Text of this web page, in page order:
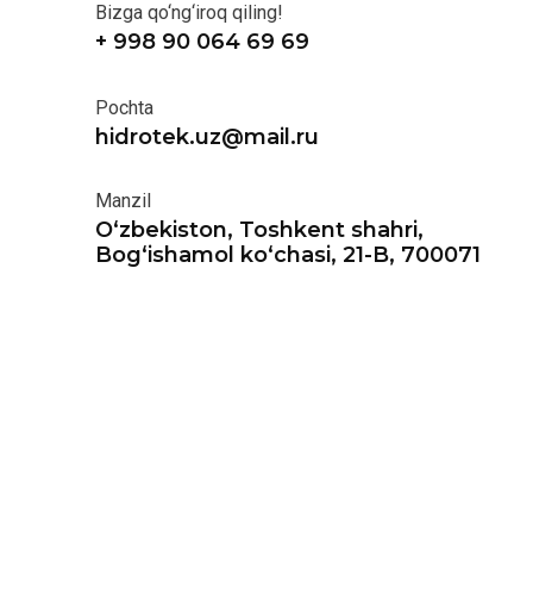
Bizga qo‘ng‘iroq qiling!
+ 998 90 064 69 69
Pochta
hidrotek.uz@mail.ru
Manzil
O‘zbekiston, Toshkent shahri,
Bog‘ishamol ko‘chasi, 21-B, 700071